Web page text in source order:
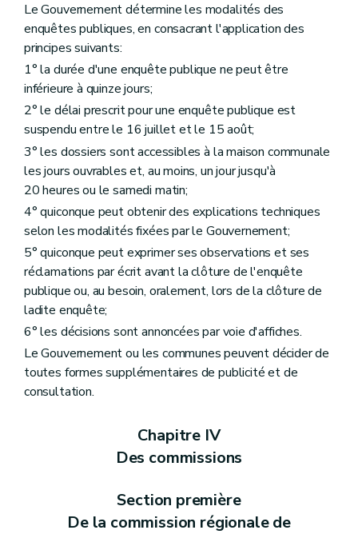
Titre V Des permis et certificats d'urbanisme
Chapitre premier Du permis d'urbanisme
Section première
Art. 85
Section 2 Des charges d'urbanisme
Art. 86
Section 3
De la péremption et de la prorogation du permis d'urbanisme
Art. 87
Section 4 Du permis d'urbanisme à durée limitée
Art. 88
Chapitre II
Du permis de lotir
Section première
Art. 89
Art. 90
Des charges d'urbanisme
Art. 91
Section 3 Des effets du permis de lotir
Art. 92
Art. 93
Art. 94
Art. 95
Art. 96
Art. 97
Section 4 De la péremption du permis de lotir
Art. 98
Art. 101
Section 5 De la modification du permis de lotir
Art. 104
Art. 105
Le Gouvernement détermine les modalités des
enquêtes publiques, en consacrant l'application des
principes suivants:
1° la durée d'une enquête publique ne peut être
inférieure à quinze jours;
2° le délai prescrit pour une enquête publique est
suspendu entre le 16 juillet et le 15 août;
3° les dossiers sont accessibles à la maison communale
les jours ouvrables et, au moins, un jour jusqu'à
20 heures ou le samedi matin;
4° quiconque peut obtenir des explications techniques
selon les modalités fixées par le Gouvernement;
5° quiconque peut exprimer ses observations et ses
réclamations par écrit avant la clôture de l'enquête
publique ou, au besoin, oralement, lors de la clôture de
ladite enquête;
6° les décisions sont annoncées par voie d'affiches.
Le Gouvernement ou les communes peuvent décider de
toutes formes supplémentaires de publicité et de
consultation.
Chapitre IV
Des commissions
Section première
De la commission régionale de